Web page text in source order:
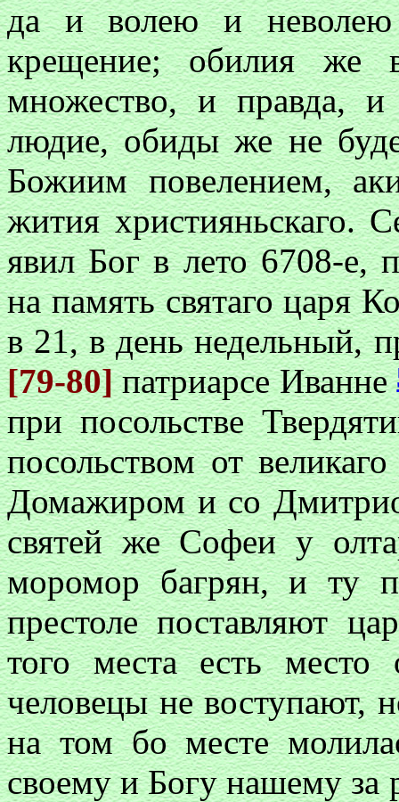
да и волею и
крещение; обилия же
множество, и правда,
людие, обиды же не
Божиимповелением,
жития християньскаго.
явил Бог в лето 6708-е,
на память святаго царя
в 21, в день недельный,
[79-80]патриарсе Иванне
при посольстве
посольством от
Домажиром и со
святей жеСофеиу
моромор багрян, и ту
престоле поставляют
того места есть
человецы не воступают,
на том бо месте
своему и Богу нашему за